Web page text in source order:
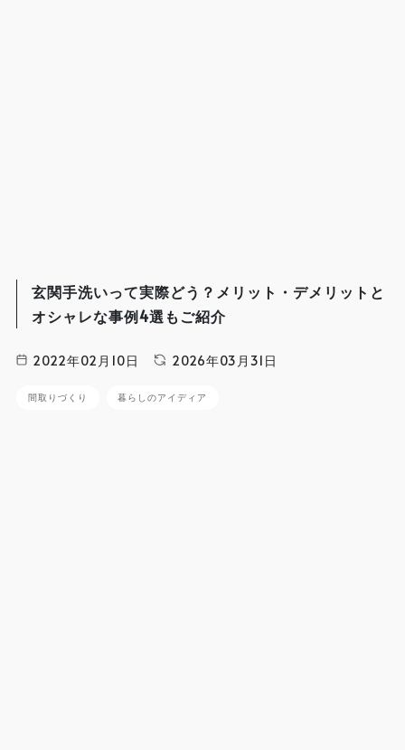
玄関手洗いって実際どう？メリット・デメリットと
オシャレな事例4選もご紹介
2022年02月10日 2026年03月31日
間取りづくり 暮らしのアイディア